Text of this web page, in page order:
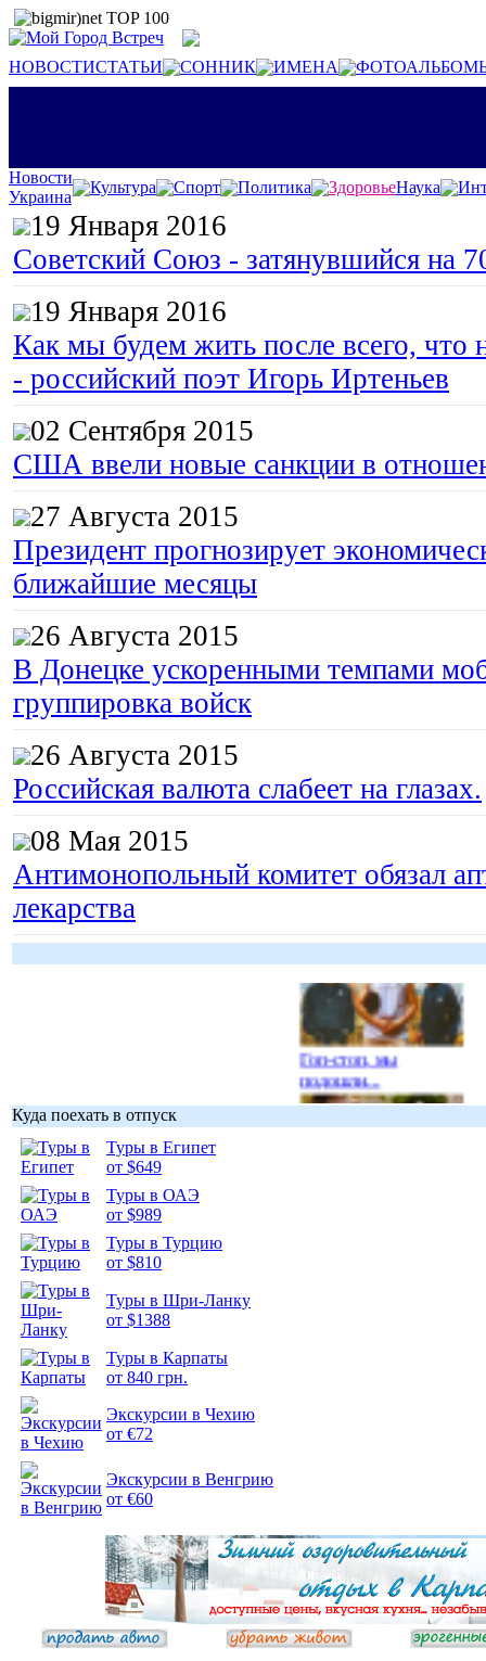
НОВОСТИСТАТЬИ СОННИК ИМЕНА
Новости
Украина
Культура Спорт Политика ЗдоровьеНаука
19 Января 2016
Советский Союз - затянувшийся на
19 Января 2016
Как мы будем жить после всего, что
- российский поэт Игорь Иртеньев
02 Сентября 2015
США ввели новые санкции в
27 Августа 2015
Президент прогнозирует
ближайшие месяцы
26 Августа 2015
В Донецке ускоренными темпами
группировка войск
26 Августа 2015
Российская валюта слабеет на глазах.
08 Мая 2015
Антимонопольный комитет обязал
лекарства
Гоп-стоп, мы
подошли...
Куда поехать в отпуск
Туры в Египет
от $649
Туры в ОАЭ
от $989
Туры в Турцию
от $810
Туры в Шри-Ланку
от $1388
Туры в Карпаты
от 840 грн.
Экскурсии в Чехию
от €72
Экскурсии в Венгрию
от €60